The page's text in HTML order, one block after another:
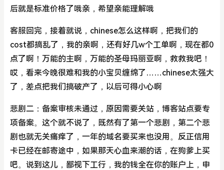
后就是标准价格了哦亲，希望亲能理解哦
客服回完，接着就说，chinese怎么这样啊，把我们的
cost都搞乱了，我的亲啊，还有好几w个工单啊，现在都0
点了啊！万能的主啊，万能的圣母玛丽亚啊，救救我吧！
哎，看来今晚很难和我的小宝贝缠绵了……chinese太强大
了，差点把我们搞破产了，以后可得小心啊
悲剧二：备案审核未通过，原因需要关站，博客站点要专
项备案。这个就不说了，既然有了第一个悲剧，第二个悲
剧也就无关痛痒了，一年的域名要买来也没用。反正信用
卡已经在邮寄途中，如果那天心血来潮的话，在狗爹上买
吧。说到这儿，鄙视下工行，我的钱全在你的账户上，申